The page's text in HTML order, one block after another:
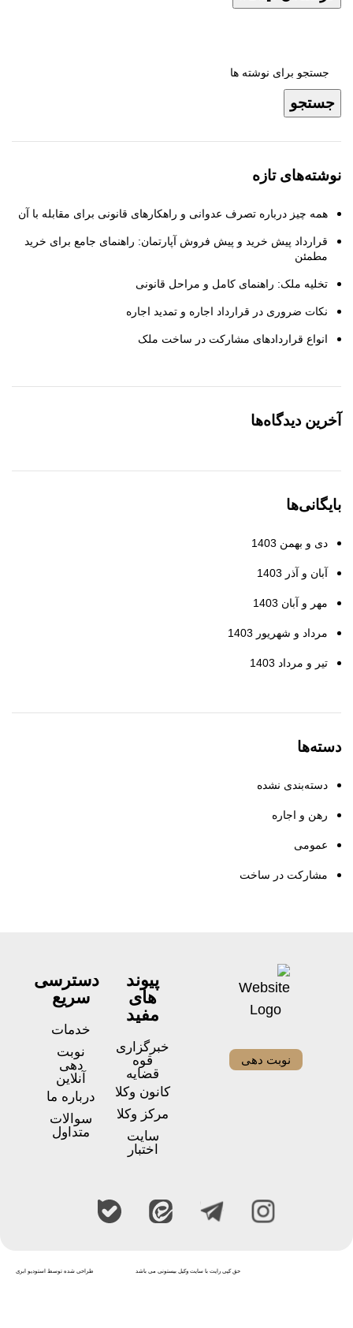
جستجو
نوشته‌های تازه
همه چیز درباره تصرف عدوانی و راهکارهای قانونی برای مقابله با آن
قرارداد پیش خرید و پیش فروش آپارتمان: راهنمای جامع برای خرید
مطمئن
تخلیه ملک: راهنمای کامل و مراحل قانونی
نکات ضروری در قرارداد اجاره و تمدید اجاره
انواع قراردادهای مشارکت در ساخت ملک
آخرین دیدگاه‌ها
بایگانی‌ها
دی و بهمن 1403
آبان و آذر 1403
مهر و آبان 1403
مرداد و شهریور 1403
تیر و مرداد 1403
دسته‌ها
دسته‌بندی نشده
رهن و اجاره
عمومی
مشارکت در ساخت
نوبت دهی
دسترسی
سریع
خدمات
نوبت
دهی
آنلاین
درباره ما
سوالات
متداول
پیوند
های
مفید
خبرگزاری
قوه
قضایه
کانون وکلا
مرکز وکلا
سایت
اختبار
طراحی شده توسط استودیو ابری حق کپی رایت با سایت وکیل بیستونی می باشد